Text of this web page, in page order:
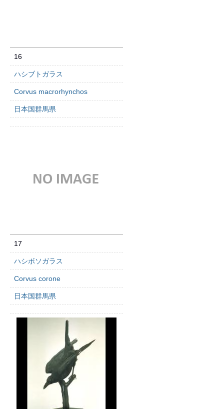
16
ハシブトガラス
Corvus macrorhynchos
日本国群馬県
17
ハシボソガラス
Corvus corone
日本国群馬県